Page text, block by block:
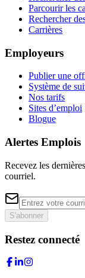
Parcourir les
Rechercher
Carrières
Employeurs
Publier une
Système de
Nos tarifs
Sites d’emploi
Blogue
Alertes Emplois
Recevez les
courriel.
S'abonner
Restez connecté